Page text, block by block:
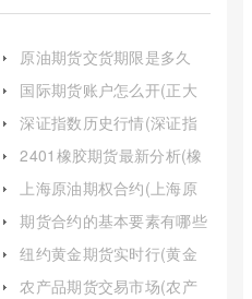
原油期货交货期限是多久
(原油期货到期日是什么)
国际期货账户怎么开(正大
国际期货主账户怎么开)
深证指数历史行情(深证指
数历史行情数据)
2401橡胶期货最新分析(橡
胶期货2409最新价格)
上海原油期权合约(上海原
油期权合约价格走势)
期货合约的基本要素有哪些
(期货合约的基本内容)
纽约黄金期货实时行(黄金
伦敦实时行情)
农产品期货交易市场(农产